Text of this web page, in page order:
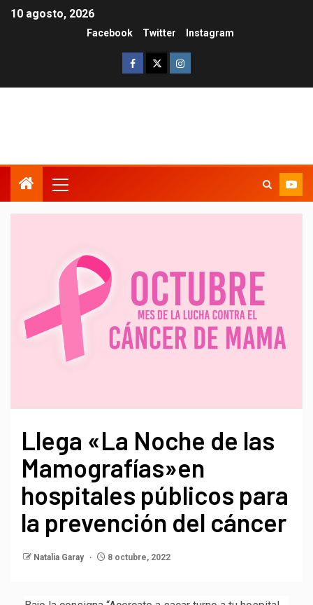
10 agosto, 2026
Facebook Twitter Instagram
Llega «La Noche de las
Mamografías»en
hospitales públicos para
la prevención del cáncer
Natalia Garay 8 octubre, 2022